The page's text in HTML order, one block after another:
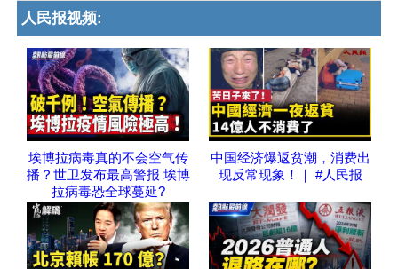
人民报视频:
埃博拉病毒真的不会空气传
播？世卫发布最高警报 埃博
拉病毒恐全球蔓延?
中国经济爆返贫潮，消费出
现反常现象！｜ #人民报